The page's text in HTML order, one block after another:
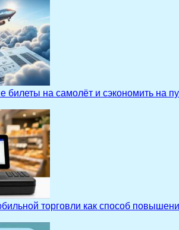
билеты на самолёт и сэкономить на
торговли как способ